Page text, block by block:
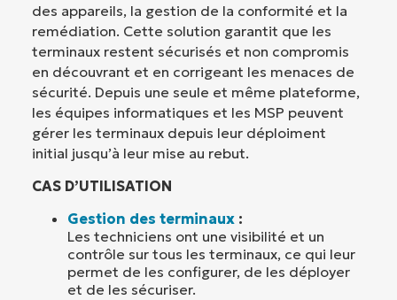
des appareils, la gestion de la conformité et la
remédiation. Cette solution garantit que les
terminaux restent sécurisés et non compromis
en découvrant et en corrigeant les menaces de
sécurité. Depuis une seule et même plateforme,
les équipes informatiques et les MSP peuvent
gérer les terminaux depuis leur déploiment
initial jusqu’à leur mise au rebut.
CAS D’UTILISATION
Gestion des terminaux :
Les techniciens ont une visibilité et un
contrôle sur tous les terminaux, ce qui leur
permet de les configurer, de les déployer
et de les sécuriser.